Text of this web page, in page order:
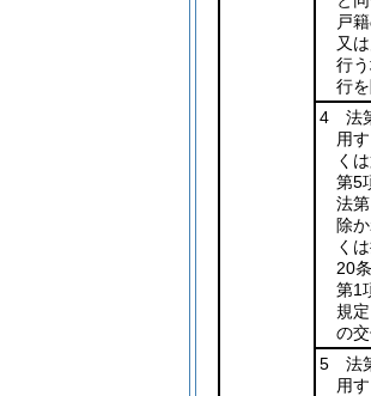
戸
又
行
行
4 法
用
く
第5
法
除
く
20
第1
規
の
5 法
用